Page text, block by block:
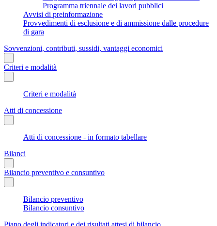
Programma triennale dei lavori pubblici
Avvisi di preinformazione
Provvedimenti di esclusione e di ammissione dalle procedure
di gara
Sovvenzioni, contributi, sussidi, vantaggi economici
Criteri e modalità
Criteri e modalità
Atti di concessione
Atti di concessione - in formato tabellare
Bilanci
Bilancio preventivo e consuntivo
Bilancio preventivo
Bilancio consuntivo
Piano degli indicatori e dei risultati attesi di bilancio